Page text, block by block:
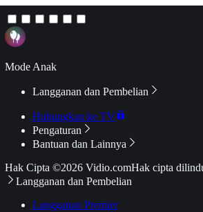
Mode Anak
Langganan dan Pembelian
Hubungkan ke TV
Pengaturan
Bantuan dan Lainnya
Hak Cipta ©2026 Vidio.comHak cipta
Langganan dan Pembelian
Langganan Premier